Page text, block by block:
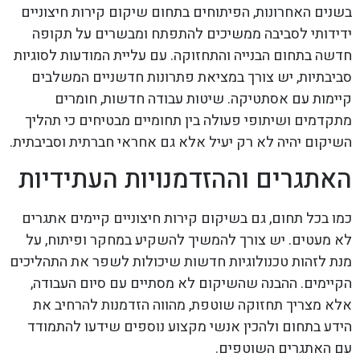
בשנים האחרונות, הפיתוחים בתחום שיקום קירות חיצוניים
ידידותי לסביבה ממשיכים להתפתח ומבשרים על תקופה
חדשה בתחום הבנייה והתחזוקה. עם עליית המודעות לסוגיות
סביבתיות, יש צורך במציאת פתרונות חדשניים המשלבים
קיימות עם אסתטיקה. שיטות עבודה חדשות, חומרים
מתקדמים ושיתופי פעולה בין תחומיים מבטיחים כי תהליך
השיקום יהיה לא רק יעיל אלא גם אחראי חברתית וסביבתית.
האתגרים וההזדמנויות העתידיות
כמו בכל תחום, גם בשיקום קירות חיצוניים קיימים אתגרים
לא מעטים. יש צורך להמשיך להשקיע במחקר ופיתוח, על
מנת לזהות טכנולוגיות חדשות שיכולות לשפר את התהליכים
הקיימים. ההבנה שהשיקום לא מסתיים עם סיום העבודה,
אלא מצריך תחזוקה שוטפת, מהווה הזדמנות להרחיב את
הידע בתחום ולהכין אנשי מקצוע נוספים שידעו להתמודד
עם האתגרים השוטפים.